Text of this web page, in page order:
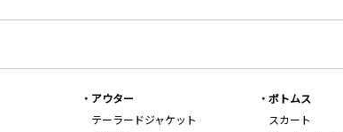
アウター
テーラードジャケット
ボトムス
スカート